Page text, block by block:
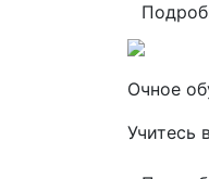
Очное
Учитесь